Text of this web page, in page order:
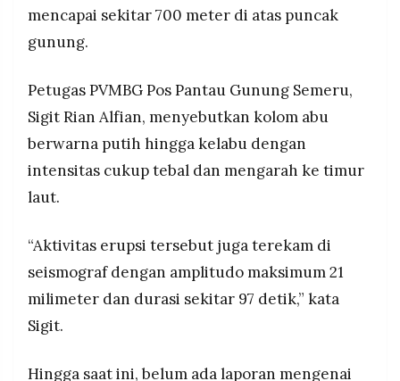
©
-
2026
PT.
RESOLUSI
MEDIA
PRAMUDITA
mencapai sekitar 700 meter di atas puncak
gunung.
Petugas PVMBG Pos Pantau Gunung Semeru,
Sigit Rian Alfian, menyebutkan kolom abu
berwarna putih hingga kelabu dengan
intensitas cukup tebal dan mengarah ke timur
laut.
“Aktivitas erupsi tersebut juga terekam di
seismograf dengan amplitudo maksimum 21
milimeter dan durasi sekitar 97 detik,” kata
Sigit.
Hingga saat ini, belum ada laporan mengenai